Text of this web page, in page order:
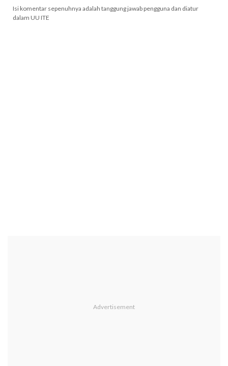
Isi komentar sepenuhnya adalah tanggung jawab pengguna dan diatur
dalam UU ITE